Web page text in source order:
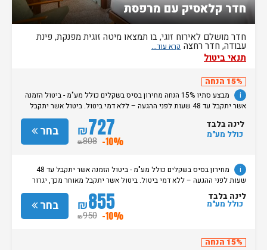
חדר קלאסיק עם מרפסת
חדר מושלם לאירוח זוגי, בו תמצאו מיטה זוגית מפנקת, פינת
עבודה, חדר רחצה
תנאי ביטול
15% הנחה
i
מבצע סתיו 15% הנחה מחירון בסיס בשקלים כולל מע"מ - ביטול הזמנה
אשר יתקבל עד 48 שעות לפני ההגעה – ללא דמי ביטול. ביטול אשר יתקבל
מאוחר מכך, יגרור חיוב בסך 50% מעלות ההזמנה. אי הגעה ללא כל הודעה
מוקדמת תגרור חיוב בסך 100% מעלות ההזמנה. מדיניות קבלת/עזיבת חדרים:
שעת קבלת החדרים הינה החל מהשעה 15:00. בימי שבת / חג: קבלת חדרים
החל מצאת השבת/החג. שעת עזיבת חדרים בכל ימות השבוע עד השעה 11:00.
בחר ₪727
₪808 -10%
לינה בלבד
כולל מע"מ
i
מחירון בסיס בשקלים כולל מע"מ - ביטול הזמנה אשר יתקבל עד 48
שעות לפני ההגעה – ללא דמי ביטול. ביטול אשר יתקבל מאוחר מכך, יגרור
חיוב בסך 50% מעלות ההזמנה. אי הגעה ללא כל הודעה מוקדמת תגרור חיוב
בסך 100% מעלות ההזמנה. מדיניות קבלת/עזיבת חדרים: שעת קבלת החדרים
הינה החל מהשעה 15:00. בימי שבת / חג: קבלת חדרים החל מצאת
השבת/החג. שעת עזיבת חדרים בכל ימות השבוע עד השעה 11:00. בימי שבת/
בחר ₪855
₪950 -10%
לינה בלבד
כולל מע"מ
15% הנחה